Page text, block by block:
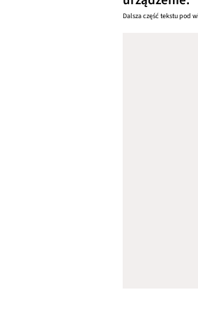
Dalsza część tekstu pod